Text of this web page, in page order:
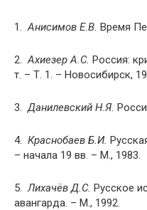
1.Анисимов Е.В. Время
2.Ахиезер А.С. Россия:
т. – Т. 1. – Новосибирск,
3.Данилевский Н.Я.
4. Краснобаев Б.И.
– начала 19 вв. – М., 1983.
5.Лихачёв Д.С. Русское
авангарда. – М., 1992.